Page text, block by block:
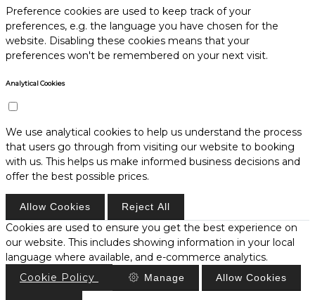
Preference cookies are used to keep track of your
preferences, e.g. the language you have chosen for the
website. Disabling these cookies means that your
preferences won't be remembered on your next visit.
Analytical Cookies
We use analytical cookies to help us understand the process
that users go through from visiting our website to booking
with us. This helps us make informed business decisions and
offer the best possible prices.
Allow Cookies Reject All
Cookies are used to ensure you get the best experience on
our website. This includes showing information in your local
language where available, and e-commerce analytics.
Cookie Policy
Manage Allow Cookies